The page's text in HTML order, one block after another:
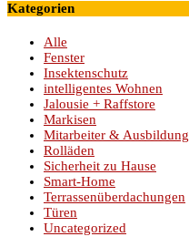
Kategorien
Alle
Fenster
Insektenschutz
intelligentes Wohnen
Jalousie + Raffstore
Markisen
Mitarbeiter & Ausbildung
Rolläden
Sicherheit zu Hause
Smart-Home
Terrassenüberdachungen
Türen
Uncategorized